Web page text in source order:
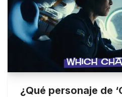
¿Qué personaje de